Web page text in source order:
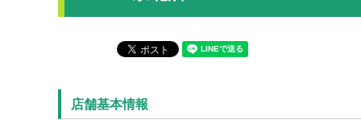
店舗基本情報